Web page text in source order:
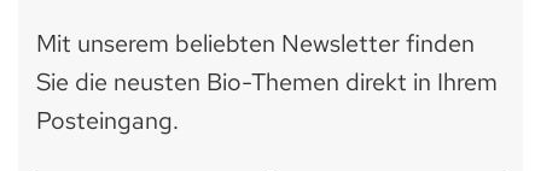
Mit unserem beliebten Newsletter finden
Sie die neusten Bio-Themen direkt in Ihrem
Posteingang.